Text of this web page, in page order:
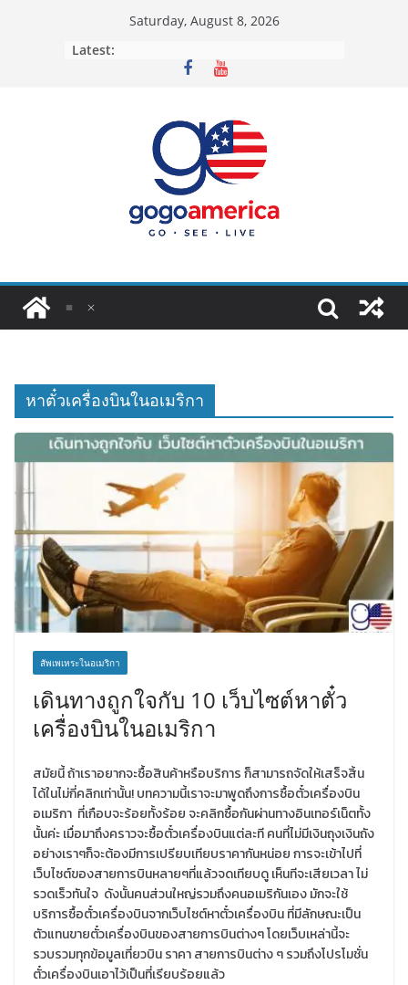
Saturday, August 8, 2026
Latest:
หาตั๋วเครื่องบินในอเมริกา
สัพเพเหระในอเมริกา
เดินทางถูกใจกับ 10 เว็บไซต์หาตั๋ว
เครื่องบินในอเมริกา
สมัยนี้ ถ้าเราอยากจะซื้อสินค้าหรือบริการ ก็สามารถจัดให้เสร็จสิ้น
ได้ในไม่กี่คลิกเท่านั้น! บทความนี้เราจะมาพูดถึงการซื้อตั๋วเครื่องบิน
อเมริกา ที่เกือบจะร้อยทั้งร้อย จะคลิกซื้อกันผ่านทางอินเทอร์เน็ตทั้ง
นั้นค่ะ เมื่อมาถึงคราวจะซื้อตั๋วเครื่องบินแต่ละที คนที่ไม่มีเงินถุงเงินถัง
อย่างเราๆก็จะต้องมีการเปรียบเทียบราคากันหน่อย การจะเข้าไปที่
เว็บไซต์ของสายการบินหลายๆที่แล้วจดเทียบดู เห็นทีจะเสียเวลา ไม่
รวดเร็วทันใจ ดังนั้นคนส่วนใหญ่รวมถึงคนอเมริกันเอง มักจะใช้
บริการซื้อตั๋วเครื่องบินจากเว็บไซต์หาตั๋วเครื่องบิน ที่มีลักษณะเป็น
ตัวแทนขายตั๋วเครื่องบินของสายการบินต่างๆ โดยเว็บเหล่านี้จะ
รวบรวมทุกข้อมูลเที่ยวบิน ราคา สายการบินต่าง ๆ รวมถึงโปรโมชั่น
ตั๋วเครื่องบินเอาไว้เป็นที่เรียบร้อยแล้ว